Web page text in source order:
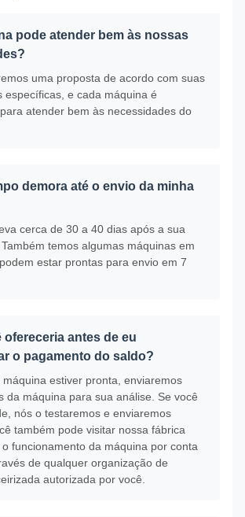
pode atender bem às nossas
uma proposta de acordo com suas
específicas, e cada máquina é
atender bem às necessidades do
demora até o envio da minha
cerca de 30 a 40 dias após a sua
temos algumas máquinas em
estar prontas para envio em 7
ofereceria antes de eu
o pagamento do saldo?
máquina estiver pronta, enviaremos
da máquina para sua análise. Se você
nós o testaremos e enviaremos
também pode visitar nossa fábrica
funcionamento da máquina por conta
de qualquer organização de
autorizada por você.